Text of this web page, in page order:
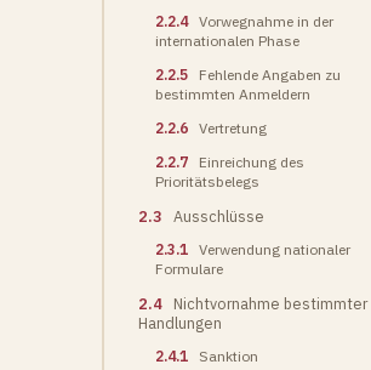
2.2.4 Vorwegnahme in der
internationalen Phase
2.2.5
Fehlende Angaben zu
bestimmten Anmeldern
2.2.6 Vertretung
2.2.7
Einreichung des
Prioritätsbelegs
2.3 Ausschlüsse
2.3.1 Verwendung nationaler
Formulare
2.4
Nichtvornahme bestimmter
Handlungen
2.4.1
Sanktion